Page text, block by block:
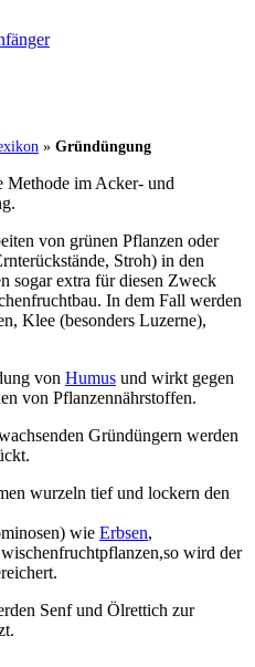
» Gründüngung
Methode im Acker- und
von grünen Pflanzen oder
Stroh) in den
sogar extra für diesen Zweck
In dem Fall werden
Klee (besonders Luzerne),
von Humus und wirkt gegen
von Pflanzennährstoffen.
Gründüngern werden
wurzeln tief und lockern den
wie Erbsen,
wird der
Senf und Ölrettich zur